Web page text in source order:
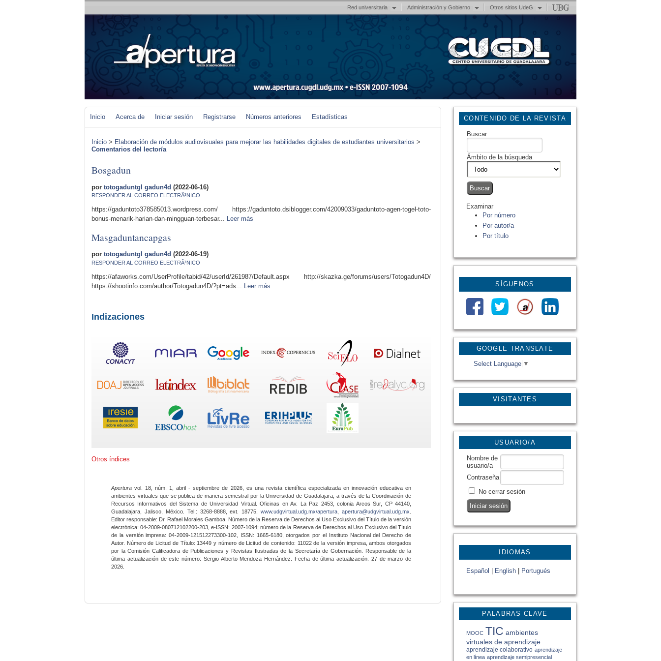
Red universitaria Administración y Gobierno Otros sitios UdeG
GOOGLE TRANSLATE
Select Language ▼
VISITANTES
CONTENIDO DE LA REVISTA
Buscar
Ámbito de la búsqueda
Examinar
Por número
Por autor/a
Por título
SÍGUENOS
USUARIO/A
Nombre de
usuario/a
Contraseña
No cerrar sesión
IDIOMAS
Español English Portugués
PALABRAS CLAVE
MOOC TIC ambientes
virtuales de aprendizaje
aprendizaje colaborativo aprendizaje
en línea aprendizaje semipresencial
Inicio Acerca de Iniciar sesión Registrarse Números anteriores Estadísticas
Inicio > Elaboración de módulos audiovisuales para mejorar las habilidades digitales de estudiantes universitarios >
Comentarios del lector/a
Bosgadun
por totogaduntgl gadun4d (2022-06-16)
RESPONDER AL CORREO ELECTRÃ³NICO
https://gaduntoto378585013.wordpress.com/ https://gaduntoto.dsiblogger.com/42009033/gaduntoto-agen-togel-toto-
bonus-menarik-harian-dan-mingguan-terbesar... Leer más
Masgaduntancapgas
por totogaduntgl gadun4d (2022-06-19)
RESPONDER AL CORREO ELECTRÃ³NICO
https://afaworks.com/UserProfile/tabid/42/userId/261987/Default.aspx http://skazka.ge/forums/users/Totogadun4D/
https://shootinfo.com/author/Totogadun4D/?pt=ads... Leer más
Indizaciones
Otros índices
Apertura vol. 18, núm. 1, abril - septiembre de 2026, es una revista científica especializada en innovación educativa en
ambientes virtuales que se publica de manera semestral por la Universidad de Guadalajara, a través de la Coordinación de
Recursos Informativos del Sistema de Universidad Virtual. Oficinas en Av. La Paz 2453, colonia Arcos Sur, CP 44140,
Guadalajara, Jalisco, México. Tel.: 3268-8888, ext. 18775,www.udgvirtual.udg.mx/apertura apertura@udgvirtual.udg.mx
Editor responsable: Dr. Rafael Morales Gamboa. Número de la Reserva de Derechos al Uso Exclusivo del Título de la versión
electrónica: 04-2009-080712102200-203, e-ISSN: 2007-1094; número de la Reserva de Derechos al Uso Exclusivo del Título
de la versión impresa: 04-2009-121512273300-102, ISSN: 1665-6180, otorgados por el Instituto Nacional del Derecho de
Autor. Número de Licitud de Título: 13449 y número de Licitud de contenido: 11022 de la versión impresa, ambos otorgados
por la Comisión Calificadora de Publicaciones y Revistas Ilustradas de la Secretaría de Gobernación. Responsable de la
última actualización de este número: Sergio Alberto Mendoza Hernández. Fecha de última actualización: 27 de marzo de
2026.